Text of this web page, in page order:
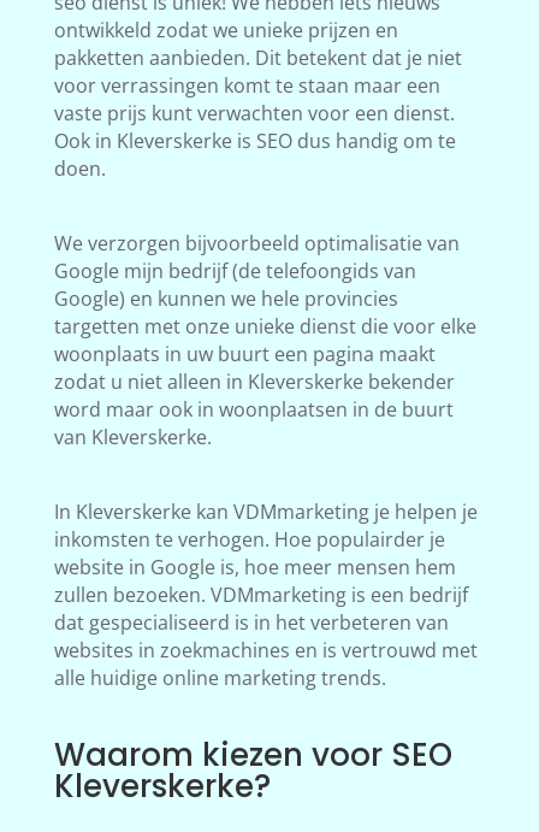
ontwikkeld zodat we unieke prijzen en
pakketten aanbieden. Dit betekent dat je niet
voor verrassingen komt te staan maar een
vaste prijs kunt verwachten voor een dienst.
Ook in Kleverskerke is SEO dus handig om te
doen.
We verzorgen bijvoorbeeld optimalisatie van
Google mijn bedrijf (de telefoongids van
Google) en kunnen we hele provincies
targetten met onze unieke dienst die voor elke
woonplaats in uw buurt een pagina maakt
zodat u niet alleen in Kleverskerke bekender
word maar ook in woonplaatsen in de buurt
van Kleverskerke.
In Kleverskerke kan VDMmarketing je helpen je
inkomsten te verhogen. Hoe populairder je
website in Google is, hoe meer mensen hem
zullen bezoeken. VDMmarketing is een bedrijf
dat gespecialiseerd is in het verbeteren van
websites in zoekmachines en is vertrouwd met
alle huidige online marketing trends.
Waarom kiezen voor SEO
Kleverskerke?